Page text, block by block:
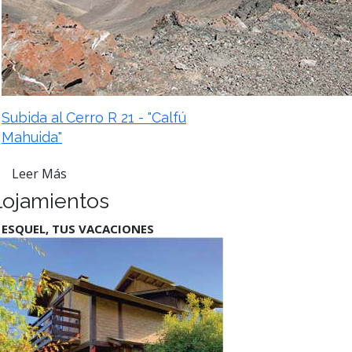
Subida al Cerro R 21 - "Calfú
Mahuida"
Leer Más
TUS VACACIONES